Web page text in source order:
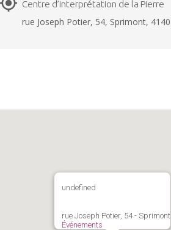
Centre d’interprétation de la Pierre
rue Joseph Potier, 54, Sprimont, 4140
undefined
rue Joseph Potier, 54 - Sprimont
Événements